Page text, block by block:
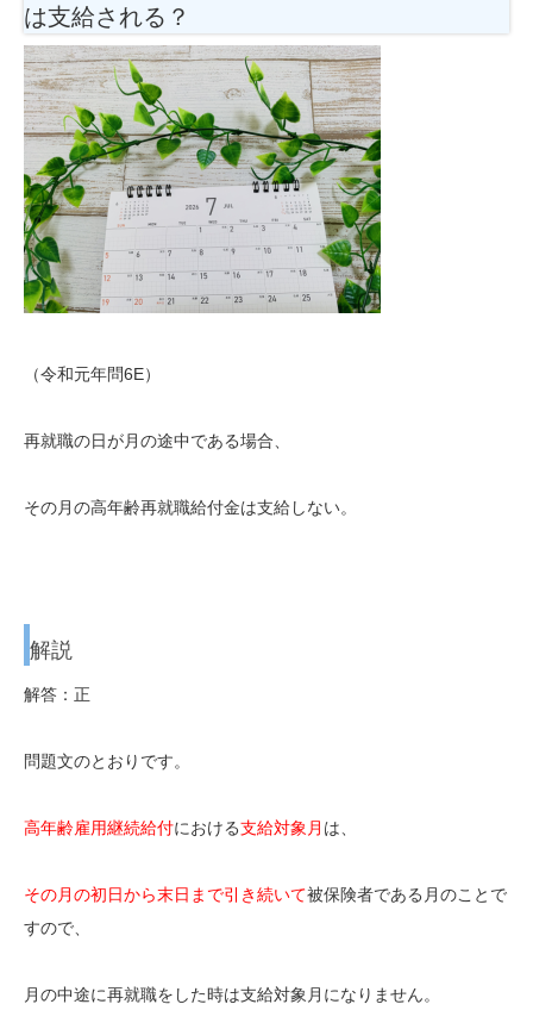
は支給される？
（令和元年問6E）
再就職の日が月の途中である場合、
その月の高年齢再就職給付金は支給しない。
解説
解答：正
問題文のとおりです。
高年齢雇用継続給付における支給対象月 は、
その月の初日から末日まで引き続いて被保険者である月のことで
すので、
月の中途に再就職をした時は支給対象月になりません。